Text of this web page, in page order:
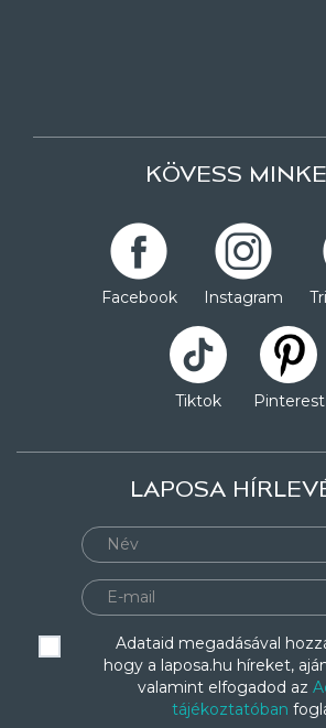
KÖVESS
Facebook Instagram
Tiktok Pinterest
LAPOSA
Adataid megadásával
hogy a laposa.hu híreket,
valamint elfogadod az
tájékoztatóban